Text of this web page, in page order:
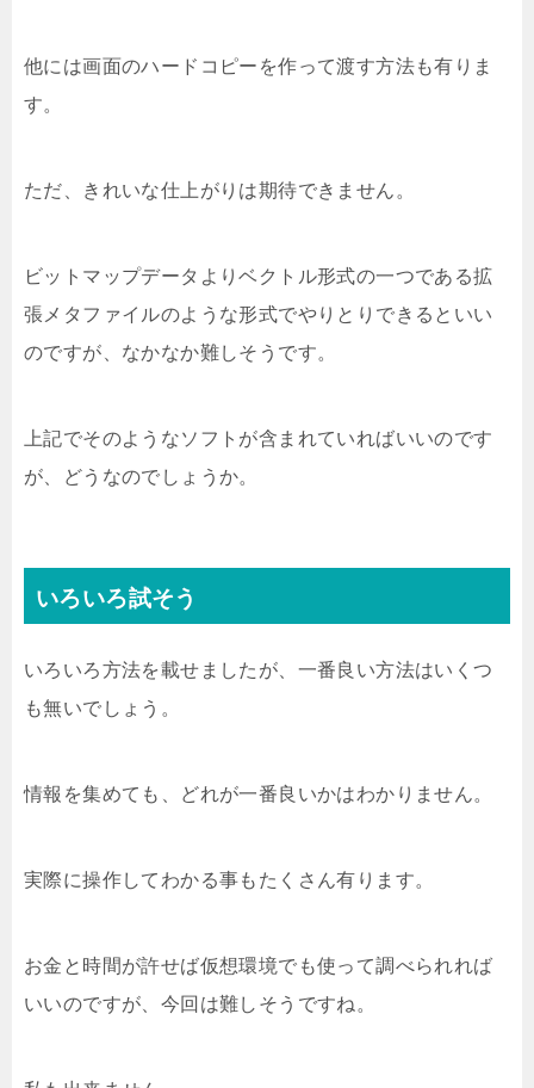
他には画面のハードコピーを作って渡す方法も有りま
す。
ただ、きれいな仕上がりは期待できません。
ビットマップデータよりベクトル形式の一つである拡
張メタファイルのような形式でやりとりできるといい
のですが、なかなか難しそうです。
上記でそのようなソフトが含まれていればいいのです
が、どうなのでしょうか。
いろいろ試そう
いろいろ方法を載せましたが、一番良い方法はいくつ
も無いでしょう。
情報を集めても、どれが一番良いかはわかりません。
実際に操作してわかる事もたくさん有ります。
お金と時間が許せば仮想環境でも使って調べられれば
いいのですが、今回は難しそうですね。